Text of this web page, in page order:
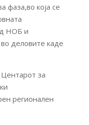
фаза,во која се
НОБ и
деловите каде
за
регионален